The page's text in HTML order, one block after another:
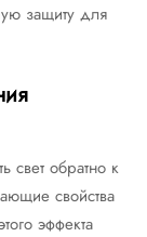
защиту для
свет обратно к
свойства
эффекта